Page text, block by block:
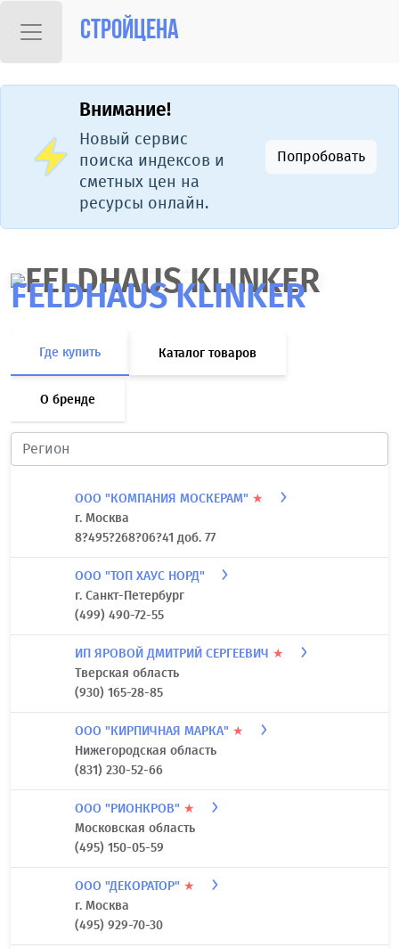
Стройцена
Внимание!
Новый сервис
поиска индексов и
сметных цен на
ресурсы онлайн.
Попробовать
FELDHAUS KLINKER
Где купить Каталог товаров
О бренде
ООО "КОМПАНИЯ МОСКЕРАМ" ★
г. Москва
8?495?268?06?41 доб. 77
ООО "ТОП ХАУС НОРД"
г. Санкт-Петербург
(499) 490-72-55
ИП ЯРОВОЙ ДМИТРИЙ СЕРГЕЕВИЧ ★
Тверская область
(930) 165-28-85
ООО "КИРПИЧНАЯ МАРКА" ★
Нижегородская область
(831) 230-52-66
ООО "РИОНКРОВ" ★
Московская область
(495) 150-05-59
ООО "ДЕКОРАТОР" ★
г. Москва
(495) 929-70-30